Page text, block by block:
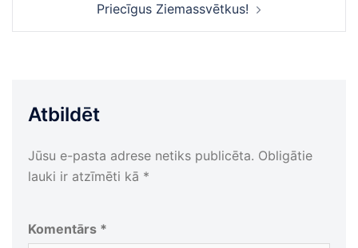
Priecīgus Ziemassvētkus!
Atbildēt
Jūsu e-pasta adrese netiks publicēta. Obligātie
lauki ir atzīmēti kā *
Komentārs *